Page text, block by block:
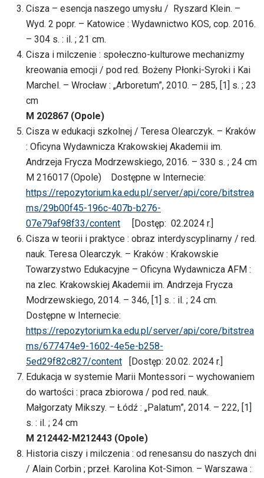
Cisza – esencja naszego umysłu / Ryszard Klein. –
Wyd. 2 popr. – Katowice : Wydawnictwo KOS, cop. 2016.
– 304 s. : il. ; 21 cm.
Cisza i milczenie : społeczno-kulturowe mechanizmy
kreowania emocji / pod red. Bożeny Płonki-Syroki i Kai
Marchel. – Wrocław : „Arboretum”, 2010. – 285, [1] s. ; 23
cm
M 202867 (Opole)
Cisza w edukacji szkolnej / Teresa Olearczyk. – Kraków
: Oficyna Wydawnicza Krakowskiej Akademii im.
Andrzeja Frycza Modrzewskiego, 2016. – 330 s. ; 24 cm
M 216017 (Opole) Dostępne w Internecie:
https://repozytorium.ka.edu.pl/server/api/core/bitstrea
ms/29b00f45-196c-407b-b276-
07e79af98f33/content [Dostęp: 02.2024 r.]
Cisza w teorii i praktyce : obraz interdyscyplinarny / red.
nauk. Teresa Olearczyk. – Kraków : Krakowskie
Towarzystwo Edukacyjne – Oficyna Wydawnicza AFM :
na zlec. Krakowskiej Akademii im. Andrzeja Frycza
Modrzewskiego, 2014. – 346, [1] s. : il. ; 24 cm.
Dostępne w Internecie:
https://repozytorium.ka.edu.pl/server/api/core/bitstrea
ms/677474e9-1602-4e5e-b258-
5ed29f82c827/content [Dostęp: 20.02. 2024 r.]
Edukacja w systemie Marii Montessori – wychowaniem
do wartości : praca zbiorowa / pod red. nauk.
Małgorzaty Mikszy. – Łódź : „Palatum”, 2014. – 222, [1]
s. : il. ; 24 cm
M 212442-M212443 (Opole)
Historia ciszy i milczenia : od renesansu do naszych dni
/ Alain Corbin ; przeł. Karolina Kot-Simon. – Warszawa :